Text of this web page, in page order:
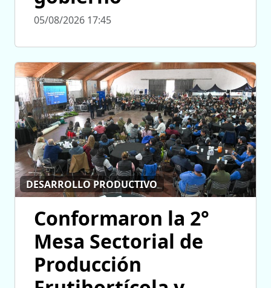
05/08/2026 17:45
DESARROLLO PRODUCTIVO
Conformaron la 2°
Mesa Sectorial de
Producción